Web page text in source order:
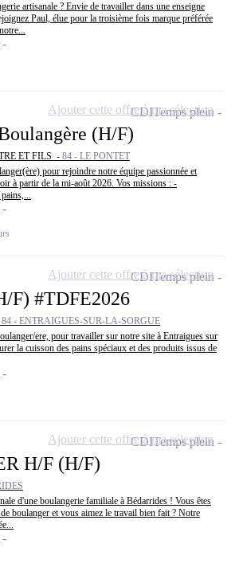
artisanale ? Envie de travailler dans une enseigne
Paul, élue pour la troisième fois marque préférée
(H/F)
ET FILS - 84 - LE PONTET
pour rejoindre notre équipe passionnée et
à partir de la mi-août 2026. Vos missions : -
CDITemps plein
Ajouter cette offre à ma sélection
F) #TDFE2026
84 - ENTRAIGUES-SUR-LA-SORGUE
ere, pour travailler sur notre site à Entraigues sur
la cuisson des pains spéciaux et des produits issus de
CDITemps plein
Ajouter cette offre à ma sélection
H/F (H/F)
d'une boulangerie familiale à Bédarrides ! Vous êtes
boulanger et vous aimez le travail bien fait ? Notre
CDITemps plein
Ajouter cette offre à ma sélection